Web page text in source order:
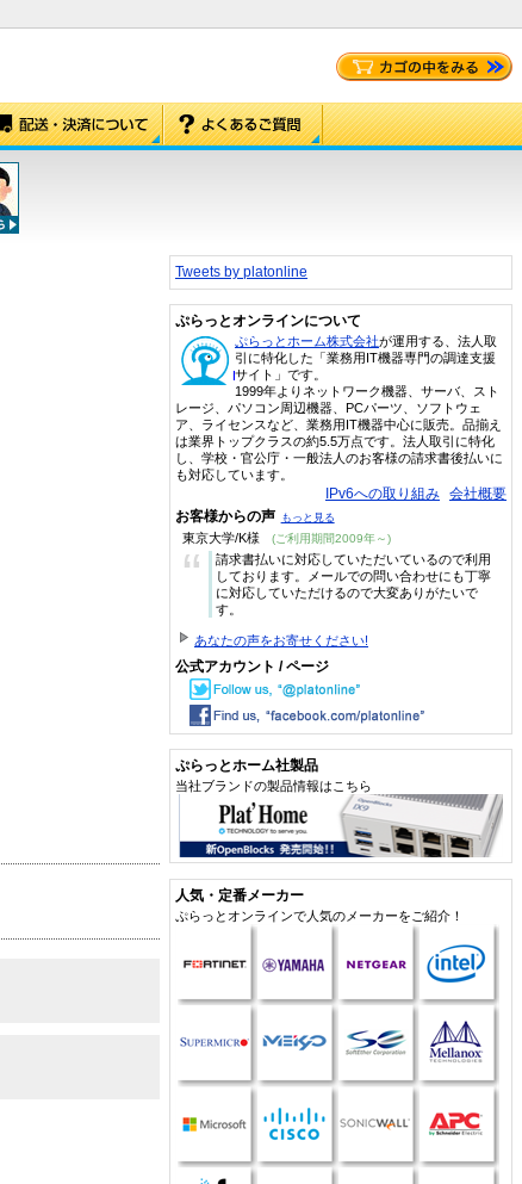
Tweets by platonline
ぷらっとオンラインについて
ぷらっとホーム株式会社が運用する、法人取
引に特化した「業務用IT機器専門の調達支援
サイト」です。
1999年よりネットワーク機器、サーバ、スト
レージ、パソコン周辺機器、PCパーツ、ソフトウェ
ア、ライセンスなど、業務用IT機器中心に販売。品揃え
は業界トップクラスの約5.5万点です。法人取引に特化
し、学校・官公庁・一般法人のお客様の請求書後払いに
も対応しています。
IPv6への取り組み 会社概要
お客様からの声 もっと見る
東京大学/K様 (ご利用期間2009年～)
“
請求書払いに対応していただいているので利用
しております。メールでの問い合わせにも丁寧
に対応していただけるので大変ありがたいで
す。
あなたの声をお寄せください!
公式アカウント / ページ
ぷらっとホーム社製品
当社ブランドの製品情報はこちら
人気・定番メーカー
ぷらっとオンラインで人気のメーカーをご紹介！